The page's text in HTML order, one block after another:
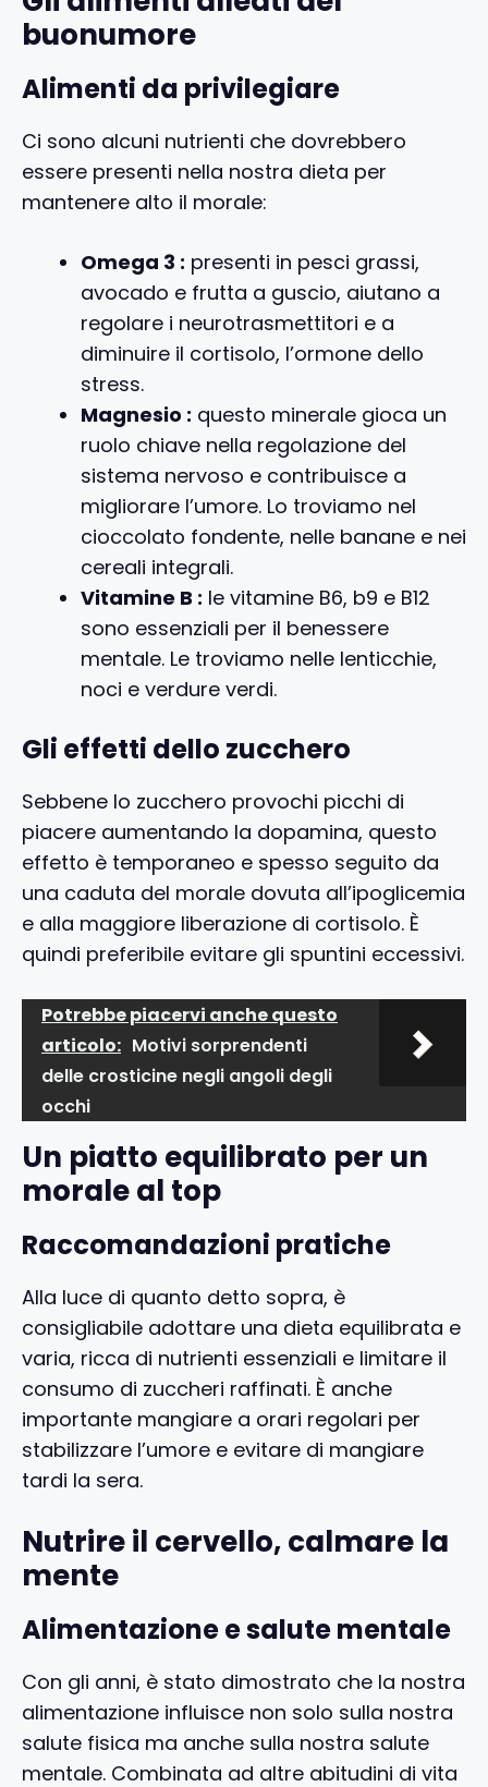
buonumore
Alimenti da privilegiare
Ci sono alcuni nutrienti che dovrebbero
essere presenti nella nostra dieta per
mantenere alto il morale:
Omega 3 : presenti in pesci grassi,
avocado e frutta a guscio, aiutano a
regolare i neurotrasmettitori e a
diminuire il cortisolo, l’ormone dello
stress.
Magnesio : questo minerale gioca un
ruolo chiave nella regolazione del
sistema nervoso e contribuisce a
migliorare l’umore. Lo troviamo nel
cioccolato fondente, nelle banane e nei
cereali integrali.
Vitamine B : le vitamine B6, b9 e B12
sono essenziali per il benessere
mentale. Le troviamo nelle lenticchie,
noci e verdure verdi.
Gli effetti dello zucchero
Sebbene lo zucchero provochi picchi di
piacere aumentando la dopamina, questo
effetto è temporaneo e spesso seguito da
una caduta del morale dovuta all’ipoglicemia
e alla maggiore liberazione di cortisolo. È
quindi preferibile evitare gli spuntini eccessivi.
Potrebbe piacervi anche questo
articolo: Motivi sorprendenti
delle crosticine negli angoli degli
occhi
Un piatto equilibrato per un
morale al top
Raccomandazioni pratiche
Alla luce di quanto detto sopra, è
consigliabile adottare una dieta equilibrata e
varia, ricca di nutrienti essenziali e limitare il
consumo di zuccheri raffinati. È anche
importante mangiare a orari regolari per
stabilizzare l’umore e evitare di mangiare
tardi la sera.
Nutrire il cervello, calmare la
mente
Alimentazione e salute mentale
Con gli anni, è stato dimostrato che la nostra
alimentazione influisce non solo sulla nostra
salute fisica ma anche sulla nostra salute
mentale. Combinata ad altre abitudini di vita